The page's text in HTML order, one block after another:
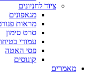
ציוד לחניונים
מגאפונים
מראות
סרט סימון
עמודי
פסי האטה
קונוסים
מאמרים